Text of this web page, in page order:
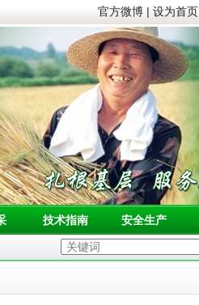
官方微博 | 设为首页
技术指南 安全生产